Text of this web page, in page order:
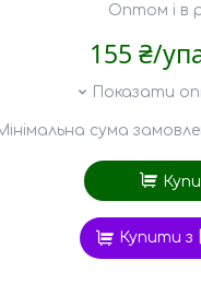
Оптом і в
155 ₴/
Показати
сума
Купити з